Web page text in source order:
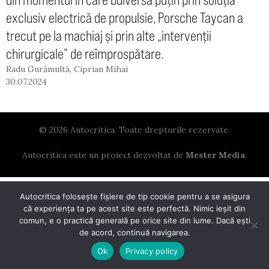
exclusiv electrică de propulsie, Porsche Taycan a
trecut pe la machiaj și prin alte „intervenții
chirurgicale” de reîmprospătare.
Radu Gurămultă, Ciprian Mihai
30.07.2024
© 2026 Autocritica. Toate drepturile rezervate.
Autocritica este un proiect dezvoltat de Mester Media.
Autocritica folosește fișiere de tip cookie pentru a se asigura
că experiența ta pe acest site este perfectă. Nimic ieșit din
comun, e o practică generală pe orice site din lume. Dacă ești
de acord, continuă navigarea.
Ok
Privacy policy